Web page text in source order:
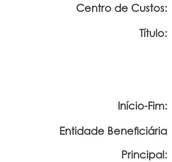
Centro de Custos:
Título:
Início-Fim:
Entidade Beneficiária
Principal: